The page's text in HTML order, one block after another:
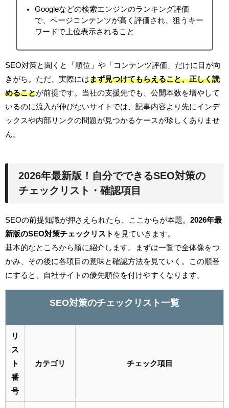
Googleなどの検索エンジンのランキング評価
で、ページコンテンツが高く評価され、狙うキー
ワードで上位表示されること
SEO対策と聞くと「順位」や「コンテンツ評価」だけに目が向
きがち。ただ、実際にはまず見つけてもらえること、正しく読
めることが前提です。当社の支援先でも、公開本数を増やして
いるのに流入が伸びないサイトでは、記事内容より先にインデ
ックスや内部リンクの問題が見つかるケースが珍しくありませ
ん。
2026年最新版！自分でできるSEO対策の
チェックリスト・確認項目
SEOの前提知識が押さえられたら、ここからが本題。 2026年最
新版のSEO対策チェックリスト を見ていきます。
基本的なところから順に紹介します。まずは一覧で全体像をつ
かみ、その後に各項目の意味と確認方法を見ていく。この順番
にすると、自社サイトの優先順位を付けやすくなります。
SEO対策のチェックリスト一覧
リ
ス
ト
番
号
カテゴリ チェック項目